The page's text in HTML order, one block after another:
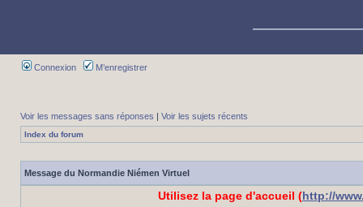
Connexion M’enregistrer
Voir les messages sans réponses | Voir les sujets récents
Index du forum
Message du Normandie Niémen Virtuel
Utilisez la page d'accueil (http://